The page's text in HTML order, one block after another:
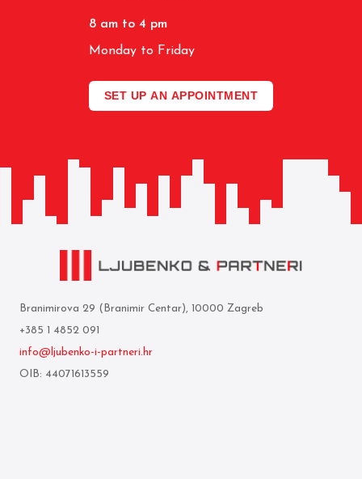
8 am to 4 pm
Monday to Friday
SET UP AN APPOINTMENT
Branimirova 29 (Branimir Centar), 10000 Zagreb
+385 1 4852 091
info@ljubenko-i-partneri.hr
OIB: 44071613559